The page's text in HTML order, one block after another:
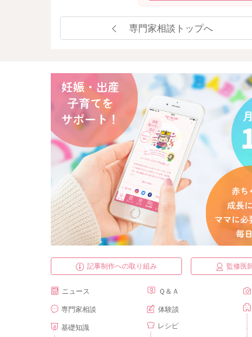
専門家相談トップへ
記事制作への取り組み 監修医
ニュース
専門家相談
基礎知識
Ｑ＆Ａ
体験談
レシピ